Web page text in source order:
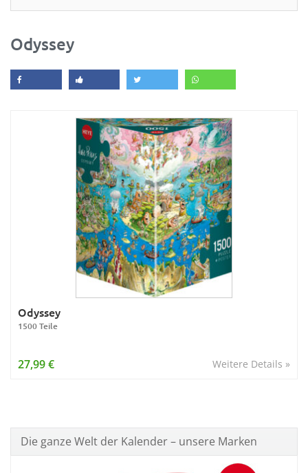
Odyssey
Odyssey
1500 Teile
Weitere Details »
27,99 €
Die ganze Welt der Kalender – unsere Marken